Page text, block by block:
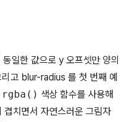
일한 값으로 y 오프셋만 양의
고 blur-radius 를 첫 번째 예
rgba() 색상 함수를 사용해
치면서 자연스러운 그림자